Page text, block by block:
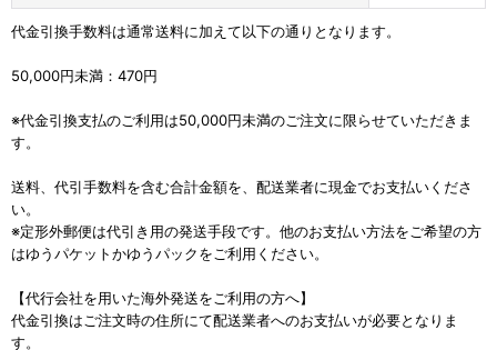
代金引換手数料は通常送料に加えて以下の通りとなります。
50,000円未満：470円
※代金引換支払のご利用は50,000円未満のご注文に限らせていただきま
す。
送料、代引手数料を含む合計金額を、配送業者に現金でお支払いくださ
い。
※定形外郵便は代引き用の発送手段です。他のお支払い方法をご希望の方
はゆうパケットかゆうパックをご利用ください。
【代行会社を用いた海外発送をご利用の方へ】
代金引換はご注文時の住所にて配送業者へのお支払いが必要となりま
す。